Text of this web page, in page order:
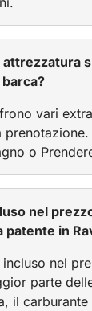
vari
o
nel
patente in
nel
parte
il